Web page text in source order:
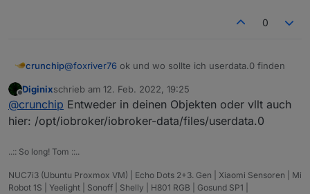
0
crunchip@foxriver76 ok und wo sollte ich userdata.0 finden
Diginixschrieb am 12. Feb. 2022, 19:25
zuletzt editiert von
@crunchip Entweder in deinen Objekten oder vllt auch
hier: /opt/iobroker/iobroker-data/files/userdata.0
..:: So long! Tom ::..
NUC7i3 (Ubuntu Proxmox VM) | Echo Dots 2+3. Gen | Xiaomi Sensoren | Mi
Robot 1S | Yeelight | Sonoff | Shelly | H801 RGB | Gosund SP1 |